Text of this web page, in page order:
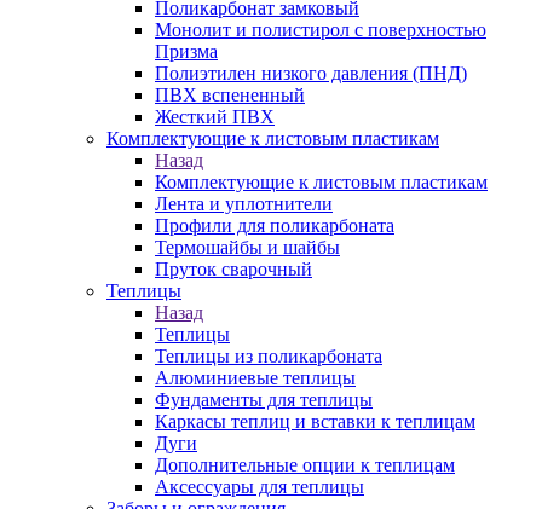
Поликарбонат замковый
Монолит и полистирол с поверхностью
Призма
Полиэтилен низкого давления (ПНД)
ПВХ вспененный
Жесткий ПВХ
Комплектующие к листовым пластикам
Назад
Комплектующие к листовым пластикам
Лента и уплотнители
Профили для поликарбоната
Термошайбы и шайбы
Пруток сварочный
Теплицы
Назад
Теплицы
Теплицы из поликарбоната
Алюминиевые теплицы
Фундаменты для теплицы
Каркасы теплиц и вставки к теплицам
Дуги
Дополнительные опции к теплицам
Аксессуары для теплицы